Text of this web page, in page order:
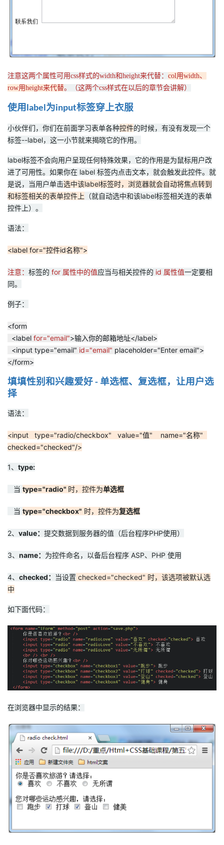
注意这两个属性可用css样式的width和height来代替： col用width、
row用height来代替。（这两个css样式在以后的章节会讲解）
使用 label为input标签穿上衣服
小伙伴们，你们在前面学习表单各种控件的时候，有没有发现一个
标签--label，这一小节就来揭晓它的作用。
label标签不会向用户呈现任何特殊效果，它的作用是为鼠标用户改
进了可用性。如果你在 label 标签内点击文本，就会触发此控件。就
是说，当用户单击选中该label标签时，浏览器就会自动将焦点转到
和标签相关的表单控件上 （就自动选中和该label标签相关连的表单
控件上）。
语法：
<label for="控件id名称">
注意： 标签的 for 属性中的值应当与相关控件的 id 属性值一定要相
同。
例子：
<form
<label for="email">输入你的邮箱地址</label>
<input type="email" id="email" placeholder="Enter email">
</form>
填填性别和兴趣爱好 - 单选框、复选框，让用户选
择
语法：
<input type="radio/checkbox" value="值" name="名称"
checked="checked"/>
1、 type:
当 type="radio" 时，控件为单选框
当 type="checkbox" 时，控件为复选框
2、 value： 提交数据到服务器的值（后台程序PHP使用）
3、 name： 为控件命名，以备后台程序 ASP、PHP 使用
4、 checked： 当设置 checked="checked" 时，该选项被默认选
中
如下面代码：
在浏览器中显示的结果：